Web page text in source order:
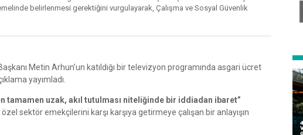
belirlenmesi gerektiğini vurgulayarak, Çalışma ve Sosyal Güvenlik
Metin Arhun’un katıldığı bir televizyon programında asgari ücret
yayımladı.
tamamen uzak, akıl tutulması niteliğinde bir iddiadan ibaret”
sektör emekçilerini karşı karşıya getirmeye çalışan bir anlayışın